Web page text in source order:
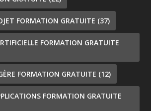
FORMATION GRATUITE (37)
FORMATION GRATUITE
FORMATION GRATUITE (12)
FORMATION GRATUITE